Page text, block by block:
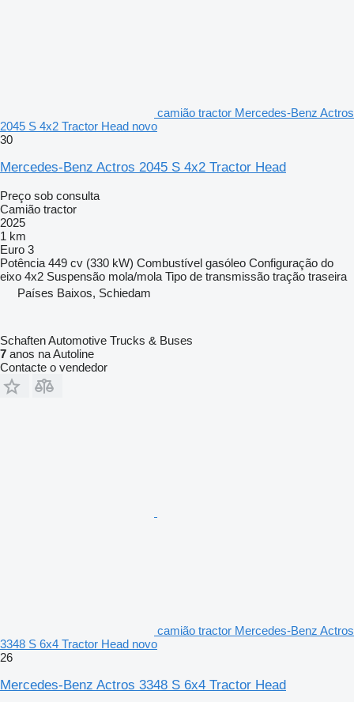
camião tractor Mercedes-Benz Actros
2045 S 4x2 Tractor Head novo
30
Mercedes-Benz Actros 2045 S 4x2 Tractor Head
Preço sob consulta
Camião tractor
2025
1 km
Euro 3
Potência 449 cv (330 kW) Combustível gasóleo Configuração do
eixo 4x2 Suspensão mola/mola Tipo de transmissão tração traseira
Países Baixos, Schiedam
Schaften Automotive Trucks & Buses
7 anos na Autoline
Contacte o vendedor
camião tractor Mercedes-Benz Actros
3348 S 6x4 Tractor Head novo
26
Mercedes-Benz Actros 3348 S 6x4 Tractor Head